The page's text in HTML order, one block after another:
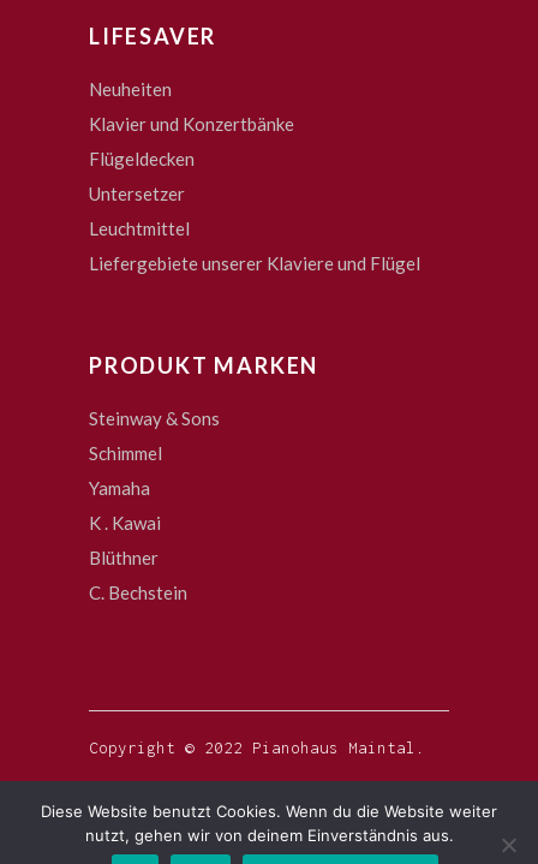
LIFESAVER
Neuheiten
Klavier und Konzertbänke
Flügeldecken
Untersetzer
Leuchtmittel
Liefergebiete unserer Klaviere und Flügel
PRODUKT MARKEN
Steinway & Sons
Schimmel
Yamaha
K . Kawai
Blüthner
C. Bechstein
Copyright © 2022 Pianohaus Maintal.
Diese Website benutzt Cookies. Wenn du die Website weiter
nutzt, gehen wir von deinem Einverständnis aus.